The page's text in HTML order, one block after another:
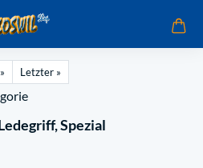
Letzter »
Spezial